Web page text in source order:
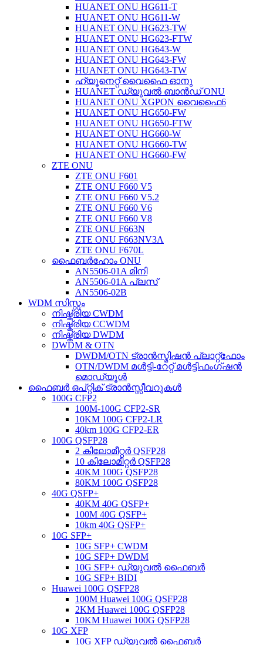
HUANET ONU HG611-T
HUANET ONU HG611-W
HUANET ONU HG623-TW
HUANET ONU HG623-FTW
HUANET ONU HG643-W
HUANET ONU HG643-FW
HUANET ONU HG643-TW
ഹ്യൂനെറ്റ് വൈഫൈ ഓനു
HUANET ഡ്യുവൽ ബാൻഡ് ONU
HUANET ONU XGPON വൈഫൈ6
HUANET ONU HG650-FW
HUANET ONU HG650-FTW
HUANET ONU HG660-W
HUANET ONU HG660-TW
HUANET ONU HG660-FW
ZTE ONU
ZTE ONU F601
ZTE ONU F660 V5
ZTE ONU F660 V5.2
ZTE ONU F660 V6
ZTE ONU F660 V8
ZTE ONU F663N
ZTE ONU F663NV3A
ZTE ONU F670L
ഫൈബർഹോം ONU
AN5506-01A മിനി
AN5506-01A പ്ലസ്
AN5506-02B
WDM സിസ്റ്റം
നിഷ്ക്രിയ CWDM
നിഷ്ക്രിയ CCWDM
നിഷ്ക്രിയ DWDM
DWDM & OTN
DWDM/OTN ട്രാൻസ്മിഷൻ പ്ലാറ്റ്ഫോം
OTN/DWDM മൾട്ടി-റേറ്റ് മൾട്ടിഫംഗ്ഷൻ
മൊഡ്യൂൾ
ഫൈബർ ഒപ്റ്റിക് ട്രാൻസ്സീവറുകൾ
100G CFP2
100M-100G CFP2-SR
10KM 100G CFP2-LR
40km 100G CFP2-ER
100G QSFP28
2 കിലോമീറ്റർ QSFP28
10 കിലോമീറ്റർ QSFP28
40KM 100G QSFP28
80KM 100G QSFP28
40G QSFP+
40KM 40G QSFP+
100M 40G QSFP+
10km 40G QSFP+
10G SFP+
10G SFP+ CWDM
10G SFP+ DWDM
10G SFP+ ഡ്യുവൽ ഫൈബർ
10G SFP+ BIDI
Huawei 100G QSFP28
100M Huawei 100G QSFP28
2KM Huawei 100G QSFP28
10KM Huawei 100G QSFP28
10G XFP
10G XFP ഡ്യുവൽ ഫൈബർ